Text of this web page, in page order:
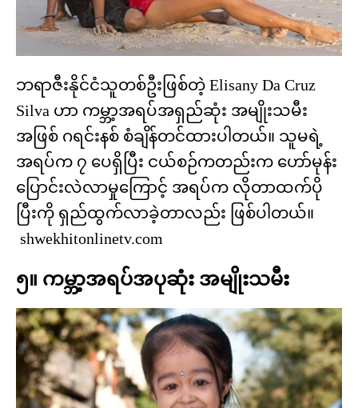
ဘရာဇီးနိုင်ငံသူတစ်ဦးဖြစ်တဲ့ Elisany Da Cruz
Silva ဟာ ကမ္ဘာ့အရပ်အရှည်ဆုံး အမျိုးသမီး
အဖြစ် ဂရင်းနစ် စံချိန်တင်ထားပါတယ်။ သူမရဲ့
အရပ်က ၇ ပေရှိပြီး ငယ်စဉ်ကတည်းက ဟော်မုန်း
ပြောင်းလဲလာမှုကြောင့် အရပ်က လိုတာထက်ပို
ပြီးကို ရှည်ထွက်လာခဲ့တာလည်း ဖြစ်ပါတယ်။
shwekhitonlinetv.com
၅။ ကမ္ဘာ့အရပ်အပုဆုံး အမျိုးသမီး